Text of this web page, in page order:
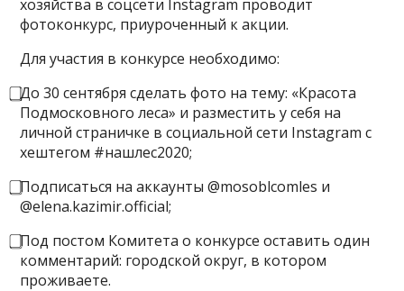
хозяйства в соцсети Instagram проводит
фотоконкурс, приуроченный к акции.
Для участия в конкурсе необходимо:
⃣До 30 сентября сделать фото на тему: «Красота
Подмосковного леса» и разместить у себя на
личной страничке в социальной сети Instagram с
хештегом #нашлес2020;
⃣Подписаться на аккаунты @mosoblcomles и
@elena.kazimir.official;
⃣Под постом Комитета о конкурсе оставить один
комментарий: городской округ, в котором
проживаете.